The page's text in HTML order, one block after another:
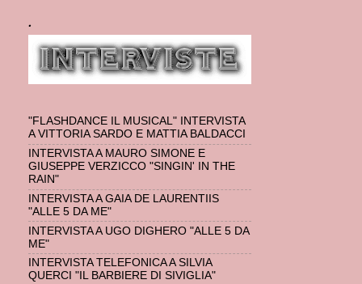
.
"FLASHDANCE IL MUSICAL" INTERVISTA
A VITTORIA SARDO E MATTIA BALDACCI
INTERVISTA A MAURO SIMONE E
GIUSEPPE VERZICCO "SINGIN' IN THE
RAIN"
INTERVISTA A GAIA DE LAURENTIIS
"ALLE 5 DA ME"
INTERVISTA A UGO DIGHERO "ALLE 5 DA
ME"
INTERVISTA TELEFONICA A SILVIA
QUERCI "IL BARBIERE DI SIVIGLIA"